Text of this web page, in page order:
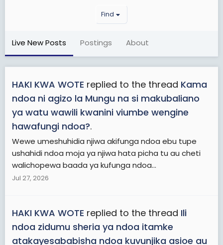
Find
Live New Posts Postings About
HAKI KWA WOTE replied to the thread Kama
ndoa ni agizo la Mungu na si makubaliano
ya watu wawili kwanini viumbe wengine
hawafungi ndoa?.
Wewe umeshuhidia njiwa akifunga ndoa ebu tupe
ushahidi ndoa moja ya njiwa hata picha tu au cheti
walichopewa baada ya kufunga ndoa...
Jul 27, 2026
HAKI KWA WOTE replied to the thread Ili
ndoa zidumu sheria ya ndoa itamke
atakayesababisha ndoa kuvunjika asioe au